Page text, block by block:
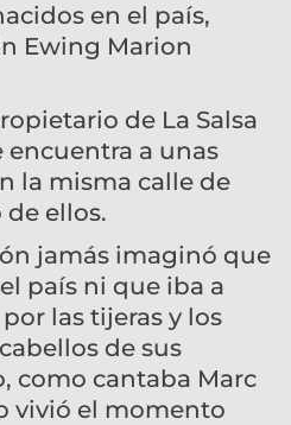
en el país,
Ewing Marion
de La Salsa
encuentra a unas
la misma calle de
ellos.
jamás imaginó que
país ni que iba a
las tijeras y los
de sus
como cantaba Marc
vivió el momento